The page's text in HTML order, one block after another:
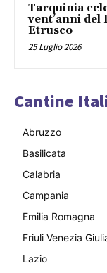
Tarquinia
vent’anni del
Etrusco
25 Luglio 2026
Cantine
Abruzzo
Basilicata
Calabria
Campania
Emilia Romagna
Friuli Venezia
Lazio